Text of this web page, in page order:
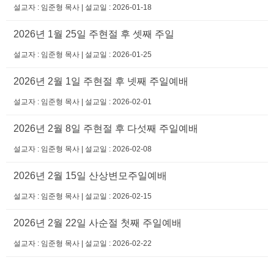
설교자 : 임준형 목사 | 설교일 : 2026-01-18
2026년 1월 25일 주현절 후 셋째 주일
설교자 : 임준형 목사 | 설교일 : 2026-01-25
2026년 2월 1일 주현절 후 넷째 주일예배
설교자 : 임준형 목사 | 설교일 : 2026-02-01
2026년 2월 8일 주현절 후 다섯째 주일예배
설교자 : 임준형 목사 | 설교일 : 2026-02-08
2026년 2월 15일 산상변모주일예배
설교자 : 임준형 목사 | 설교일 : 2026-02-15
2026년 2월 22일 사순절 첫째 주일예배
설교자 : 임준형 목사 | 설교일 : 2026-02-22